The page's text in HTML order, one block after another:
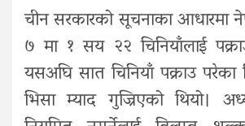
चीन सरकारको सूचनाका आधारमा
७ मा १ सय २२ चिनियाँलाई
यसअघि सात चिनियाँ पक्राउ
भिसा म्याद गुज्रिएको थियो।